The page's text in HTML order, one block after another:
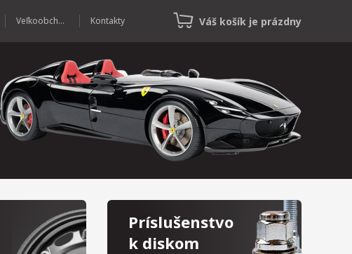
Veľkoobchod Kontakty Váš košík je prázdny
Príslušenstvo
k diskom